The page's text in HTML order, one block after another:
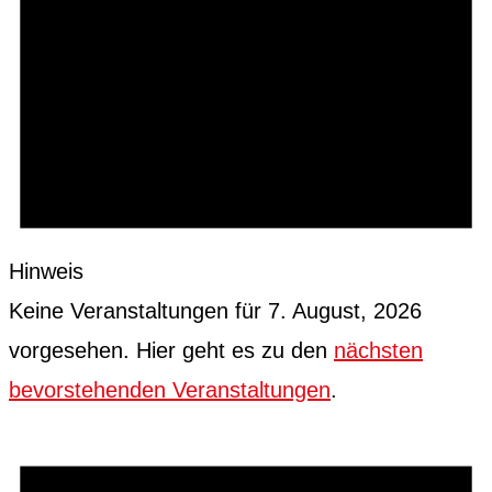
Hinweis
Keine Veranstaltungen für 7. August, 2026
vorgesehen. Hier geht es zu den nächsten
bevorstehenden Veranstaltungen.